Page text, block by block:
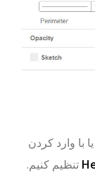
وارد کردن
تنظیم کنیم.